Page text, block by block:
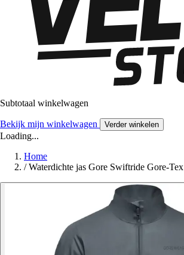
Subtotaal winkelwagen
Bekijk mijn winkelwagen Verder winkelen
Loading...
Home
/ Waterdichte jas Gore Swiftride Gore-Tex